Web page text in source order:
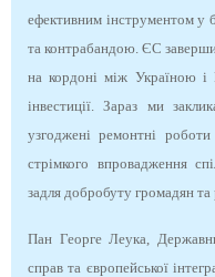
ефективним інструментом у
та контрабандою. ЄС
на кордоні між Україною і
інвестиції. Зараз ми
узгоджені ремонтні
стрімкого впровадження
задля добробуту громадян та
Пан Георге Леука,
справ та європейської